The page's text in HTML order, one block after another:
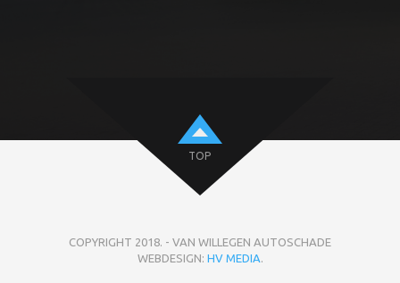
TOP
COPYRIGHT 2018. - VAN WILLEGEN AUTOSCHADE
WEBDESIGN: HV MEDIA.